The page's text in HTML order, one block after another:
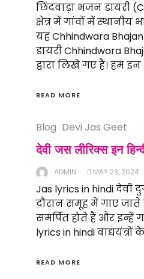
छिंदवाड़ा भजन डायरी
क्षेत्र में गांवों में
यह Chhindwara
डायरी Chhindwara
द्वारा लिखे गए हैं। हम
READ MORE
Blog Devi Jas Geet
देवी जस लीरिक्स इन
ADMIN MAY 23, 2024
Jas lyrics in hindi देवी
दौरान समूह में गाए जाते
समर्पित होते हैं और इन्हें
lyrics in hindi
READ MORE